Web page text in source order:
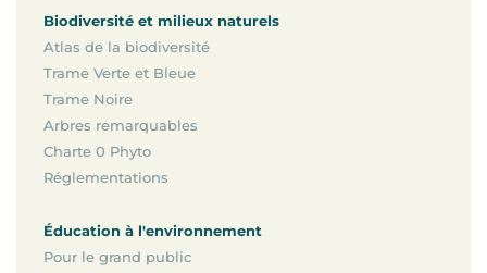
Biodiversité et milieux naturels
Atlas de la biodiversité
Trame Verte et Bleue
Trame Noire
Arbres remarquables
Charte 0 Phyto
Réglementations
Éducation à l'environnement
Pour le grand public